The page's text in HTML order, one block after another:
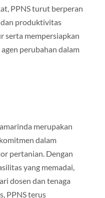
PPNS turut berperan
produktivitas
serta mempersiapkan
perubahan dalam
merupakan
dalam
pertanian. Dengan
yang memadai,
dosen dan tenaga
PPNS terus